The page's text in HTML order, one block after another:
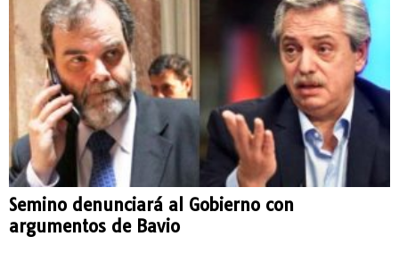
Semino denunciará al Gobierno con
argumentos de Bavio